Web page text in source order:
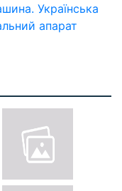
Українська
апарат